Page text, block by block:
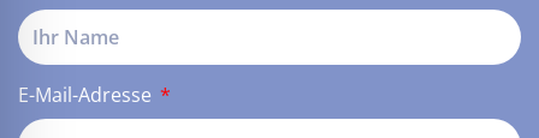
E-Mail-Adresse